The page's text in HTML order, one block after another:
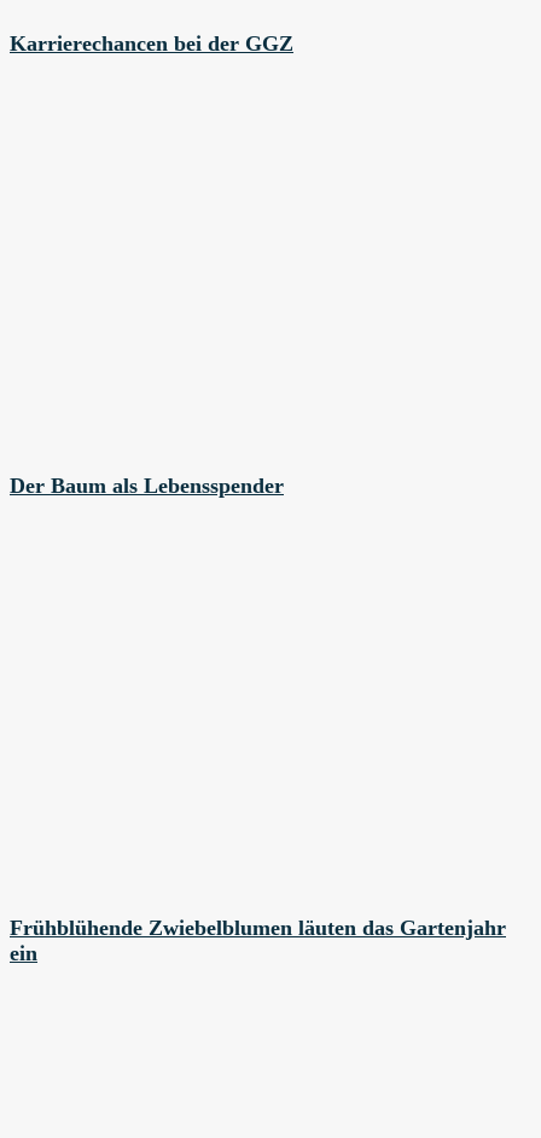
Karrierechancen bei der GGZ
Der Baum als Lebensspender
Frühblühende Zwiebelblumen läuten das Gartenjahr
ein